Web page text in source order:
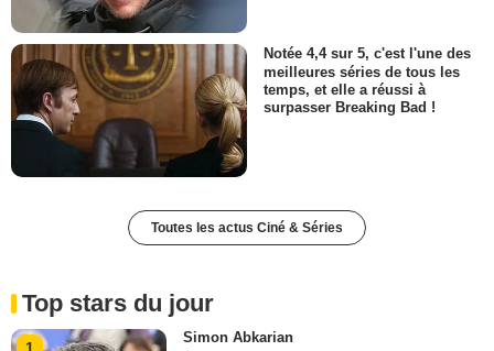
Notée 4,4 sur 5, c'est l'une des
meilleures séries de tous les
temps, et elle a réussi à
surpasser Breaking Bad !
Toutes les actus Ciné & Séries
Top stars du jour
Simon Abkarian